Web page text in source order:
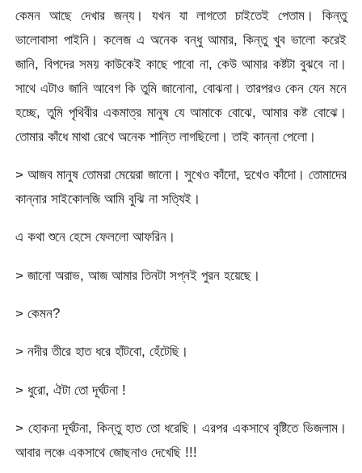
কেমন আছে দেখার জন্য। যখন যা লাগতো চাইতেই পেতাম। কিন্তু
ভালোবাসা পাইনি। কলেজ এ অনেক বন্ধু আমার, কিন্তু খুব ভালো করেই
জানি, বিপদের সময় কাউকেই কাছে পাবো না, কেউ আমার কষ্টটা বুঝবে না।
সাথে এটাও জানি আবেগ কি তুমি জানোনা, বোঝনা। তারপরও কেন যেন মনে
হচ্ছে, তুমি পৃথিবীর একমাত্র মানুষ যে আমাকে বোঝে, আমার কষ্ট বোঝে।
তোমার কাঁধে মাথা রেখে অনেক শান্তি লাগছিলো। তাই কান্না পেলো।
> আজব মানুষ তোমরা মেয়েরা জানো। সুখেও কাঁদো, দুখেও কাঁদো। তোমাদের
কান্নার সাইকোলজি আমি বুঝি না সত্যিই।
এ কথা শুনে হেসে ফেললো আফরিন।
> জানো অরাভ, আজ আমার তিনটা সপ্নই পুরন হয়েছে।
> কেমন?
> নদীর তীরে হাত ধরে হাঁটবো, হেঁটেছি।
> ধুরো, ঐটা তো দূর্ঘটনা !
> হোকনা দূর্ঘটনা, কিন্তু হাত তো ধরেছি। এরপর একসাথে বৃষ্টিতে ভিজলাম।
আবার লঞ্চে একসাথে জোছনাও দেখেছি !!!